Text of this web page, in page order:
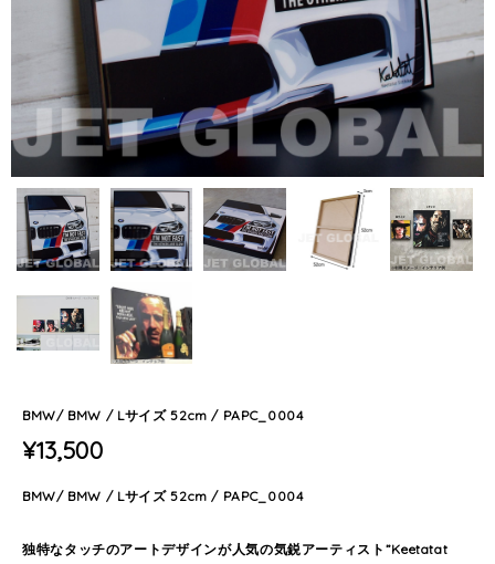
BMW/ BMW / Lサイズ 52cm / PAPC_0004
¥13,500
BMW/ BMW / Lサイズ 52cm / PAPC_0004
独特なタッチのアートデザインが人気の気鋭アーティスト”Keetatat